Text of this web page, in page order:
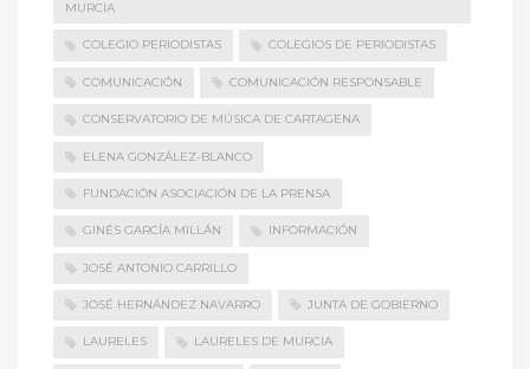
MURCIA
COLEGIO PERIODISTAS COLEGIOS DE PERIODISTAS
COMUNICACIÓN COMUNICACIÓN RESPONSABLE
CONSERVATORIO DE MÚSICA DE CARTAGENA
ELENA GONZÁLEZ-BLANCO
FUNDACIÓN ASOCIACIÓN DE LA PRENSA
GINÉS GARCÍA MILLÁN INFORMACIÓN
JOSÉ ANTONIO CARRILLO
JOSÉ HERNÁNDEZ NAVARRO JUNTA DE GOBIERNO
LAURELES LAURELES DE MURCIA